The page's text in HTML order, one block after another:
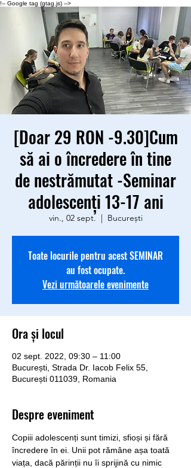
!-- Google tag (gtag.js) -->
[Doar 29 RON -9.30]Cum
să ai o încredere în tine
de nestrămutat -Seminar
adolescenți 13-17 ani
vin., 02 sept.
  |
București
Toate locurile pentru acest SEMINAR
au fost ocupate.
Vezi următoarele evenimente
Ora și locul
02 sept. 2022, 09:30 – 11:00
București, Strada Dr. Iacob Felix 55,
București 011039, Romania
Despre eveniment
Copiii adolescenți sunt timizi, sfioși și fără
încredere în ei. Unii pot rămâne așa toată
viața, dacă părinții nu îi sprijină cu nimic